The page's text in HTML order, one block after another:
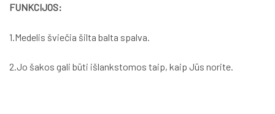
FUNKCIJOS:
1.Medelis šviečia šilta balta spalva.
2.Jo šakos gali būti išlankstomos taip, kaip Jūs norite.